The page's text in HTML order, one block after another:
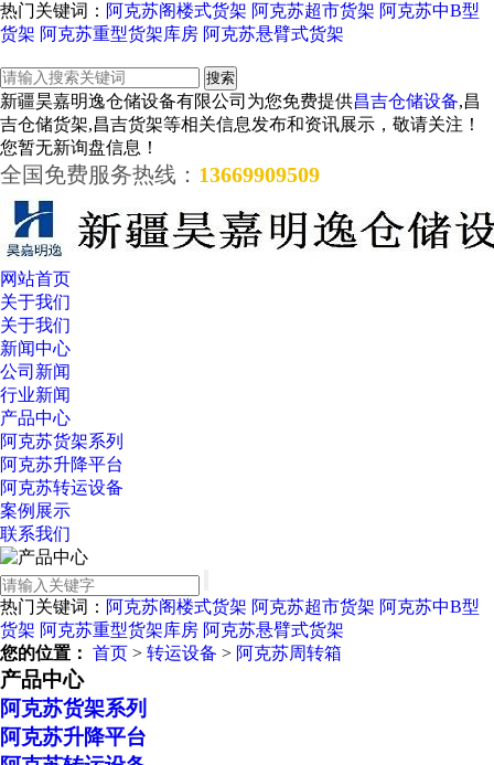
热门关键词： 阿克苏阁楼式货架 阿克苏超市货架 阿克苏中B型
货架 阿克苏重型货架库房 阿克苏悬臂式货架
新疆昊嘉明逸仓储设备有限公司为您免费提供昌吉仓储设备,昌
吉仓储货架,昌吉货架等相关信息发布和资讯展示，敬请关注！
您暂无新询盘信息！
全国免费服务热线： 13669909509
网站首页
关于我们
关于我们
新闻中心
公司新闻
行业新闻
产品中心
阿克苏货架系列
阿克苏升降平台
阿克苏转运设备
案例展示
联系我们
热门关键词： 阿克苏阁楼式货架 阿克苏超市货架 阿克苏中B型
货架 阿克苏重型货架库房 阿克苏悬臂式货架
您的位置： 首页 > 转运设备 > 阿克苏周转箱
产品中心
阿克苏货架系列
阿克苏升降平台